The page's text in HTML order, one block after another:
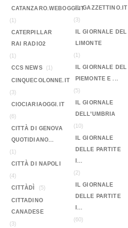
CATANZARO.WEBOGGI.IT
(1)
CATERPILLAR
RAI RADIO2
(1)
CCS NEWS
(1)
CINQUECOLONNE.IT
(3)
CIOCIARIAOGGI.IT
(6)
CITTÀ DI GENOVA
QUOTIDIANO...
(1)
CITTÀ DI NAPOLI
(4)
CITTÀDÌ
(5)
CITTADINO
CANADESE
(3)
IL GAZZETTINO.IT
(3)
IL GIORNALE DEL
LIMONTE
(1)
IL GIORNALE DEL
PIEMONTE E ...
(5)
IL GIORNALE
DELL'UMBRIA
(10)
IL GIORNALE
DELLE PARTITE
I...
(2)
IL GIORNALE
DELLE PARTITE
I...
(60)